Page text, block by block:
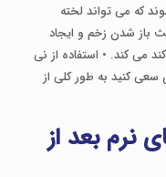
که می تواند لخته
باز شدن زخم و ایجاد
می کند. • استفاده از نی
سعی کنید به طور کلی از
نرم بعد از